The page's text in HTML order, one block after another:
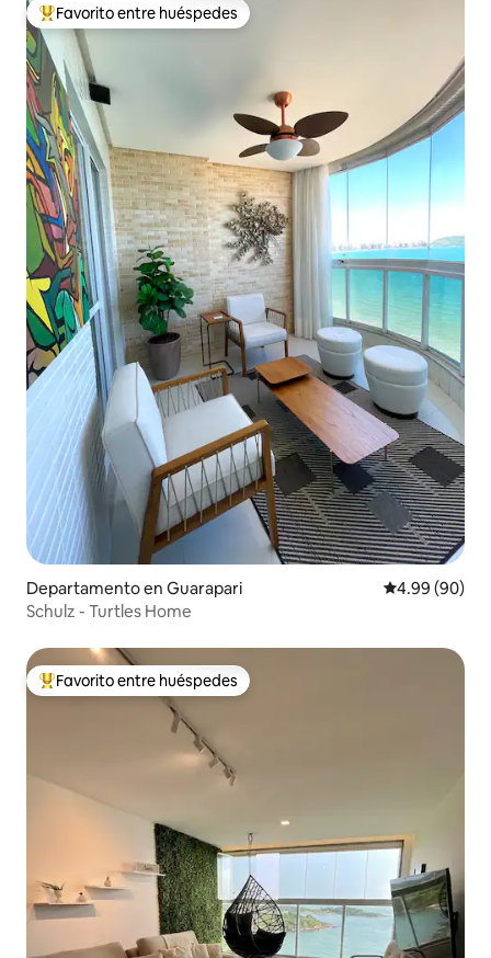
De los mejores en Favorito entre huéspedes
Favorito entre huéspedes
Departamento en Guarapari Calificación
4.99 (90)
Schulz - Turtles Home
De los mejores en Favorito entre huéspedes
Favorito entre huéspedes